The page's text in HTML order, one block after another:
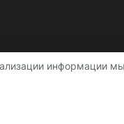
информации